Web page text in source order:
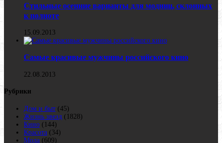
Стильные осенние варианты для модниц, склонных
к полноте
15.09.2013
Самые красивые мужчины российского кино
22.08.2013
Рубрики
Дом и быт (45)
Жизнь звезд (1828)
Кино (144)
Красота (34)
Мода (609)